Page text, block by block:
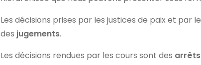
Les décisions prises par les justices de paix et par
des jugements.
Les décisions rendues par les cours sont des arrêts.